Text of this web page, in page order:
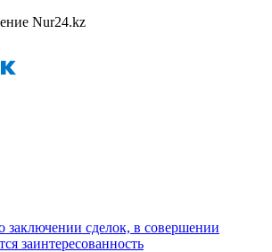
Nur24.kz
сделок, в совершении
заинтересованность